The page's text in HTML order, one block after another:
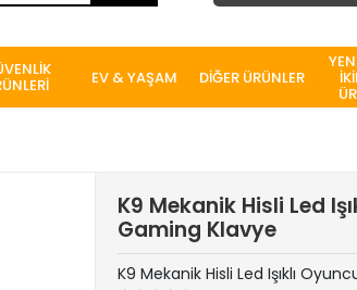
EV & YAŞAM DİĞER ÜRÜNLER
K9 Mekanik Hisli Led
Gaming Klavye
K9 Mekanik Hisli Led Işıklı